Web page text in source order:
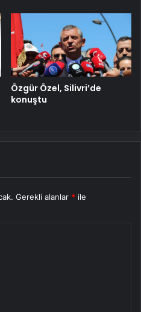
Özgür Özel, Silivri’de
konuştu
Gerekli alanlar * ile